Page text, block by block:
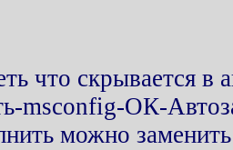
что скрывается в
msconfig-ОК-
можно